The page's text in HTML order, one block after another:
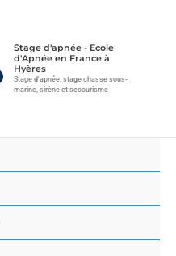
Stage d'apnée - Ecole
d'Apnée en France à
Hyères
Stage d'apnée, stage chasse sous-
marine, sirène et secourisme